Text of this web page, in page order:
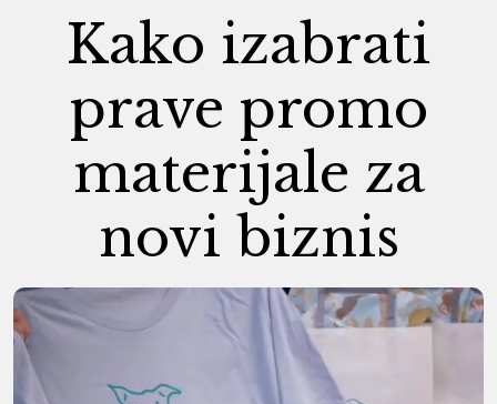
Kako izabrati
prave promo
materijale za
novi biznis